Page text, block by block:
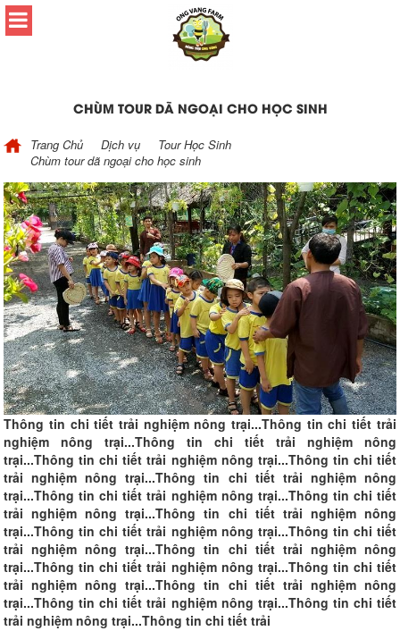
CHÙM TOUR DÃ NGOẠI CHO HỌC SINH
Trang Chủ Dịch vụ
Tour Học Sinh
Chùm tour dã ngoại cho học sinh
Thông tin chi tiết trải nghiệm nông trại...Thông tin chi tiết trải
nghiệm nông trại...Thông tin chi tiết trải nghiệm nông
trại...Thông tin chi tiết trải nghiệm nông trại...Thông tin chi tiết
trải nghiệm nông trại...Thông tin chi tiết trải nghiệm nông
trại...Thông tin chi tiết trải nghiệm nông trại...Thông tin chi tiết
trải nghiệm nông trại...Thông tin chi tiết trải nghiệm nông
trại...Thông tin chi tiết trải nghiệm nông trại...Thông tin chi tiết
trải nghiệm nông trại...Thông tin chi tiết trải nghiệm nông
trại...Thông tin chi tiết trải nghiệm nông trại...Thông tin chi tiết
trải nghiệm nông trại...Thông tin chi tiết trải nghiệm nông
trại...Thông tin chi tiết trải nghiệm nông trại...Thông tin chi tiết
trải nghiệm nông trại...Thông tin chi tiết trải